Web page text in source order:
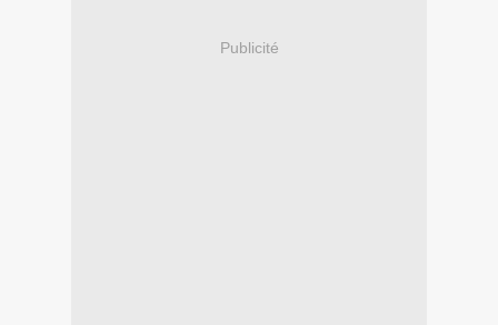
Publicité